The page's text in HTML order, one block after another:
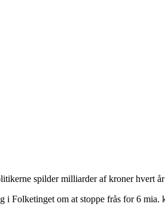
spilder milliarder af kroner hvert år
Folketinget om at stoppe frås for 6 mia.